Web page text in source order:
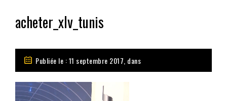
acheter_xlv_tunis
Publiée le : 11 septembre 2017, dans